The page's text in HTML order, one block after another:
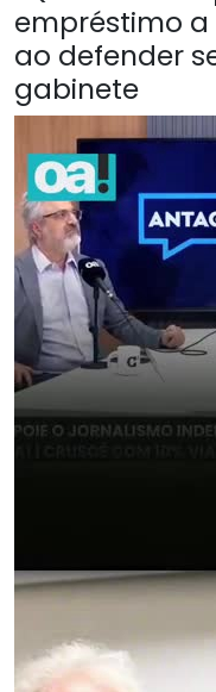
empréstimo a
ao defender
gabinete